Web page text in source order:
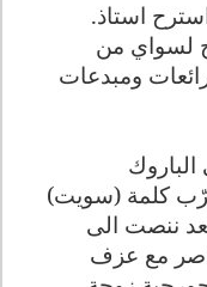
استاذ.
لسواي من
ومبدعات
كلمة (سويت)
ننصت الى
ناصر مع عزف